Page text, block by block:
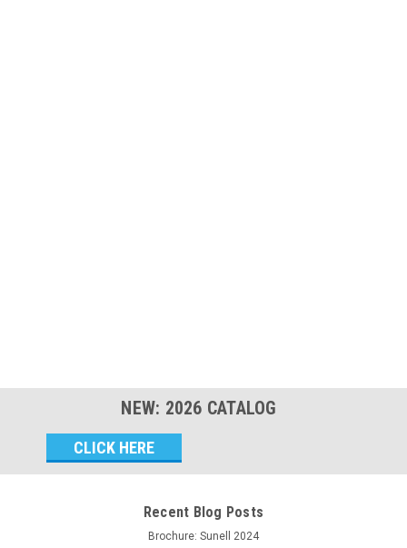
NEW: 2026 CATALOG
Address
Recent Blog Posts
Brochure: Sunell 2024